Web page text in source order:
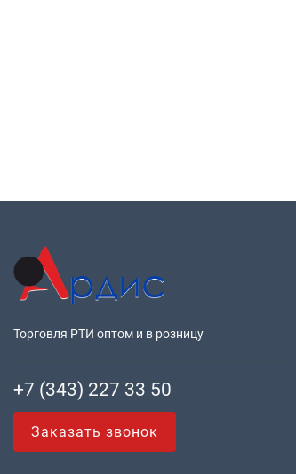
Торговля РТИ оптом и в розницу
+7 (343) 227 33 50
Заказать звонок